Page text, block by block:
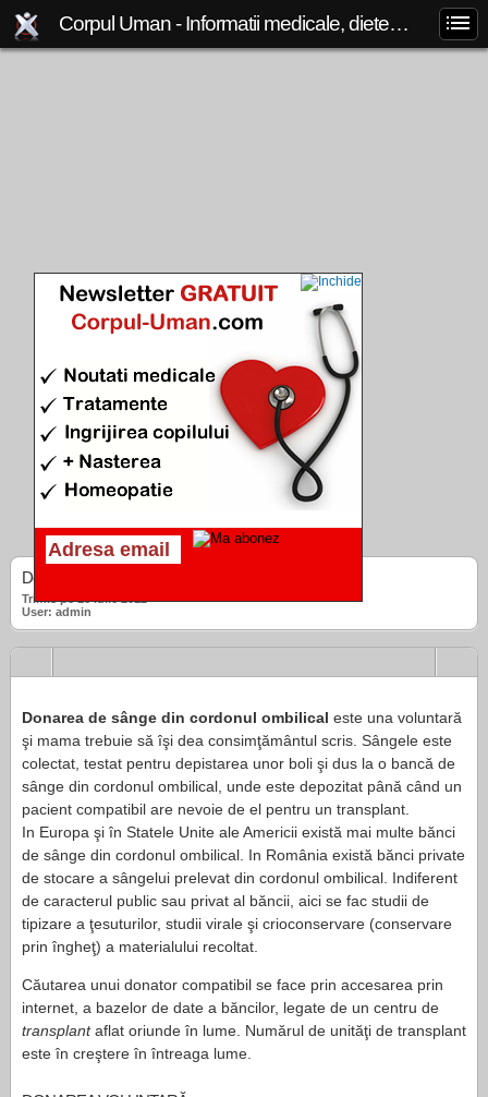
Corpul Uman - Informatii medicale, diete de slabit, boli si afectiuni
Donarea de sânge din cordonul ombilical
Trimis pe 16 iulie 2012
User: admin
Donarea de sânge din cordonul ombilical este una voluntară
şi mama trebuie să îşi dea consimţământul scris. Sângele este
colectat, testat pentru depistarea unor boli şi dus la o bancă de
sânge din cordonul ombilical, unde este depozitat până când un
pacient compatibil are nevoie de el pentru un transplant.
In Europa şi în Statele Unite ale Americii există mai multe bănci
de sânge din cordonul ombilical. In România există bănci private
de stocare a sângelui prelevat din cordonul ombilical. Indiferent
de caracterul public sau privat al băncii, aici se fac studii de
tipizare a ţesuturilor, studii virale şi crioconservare (conservare
prin îngheţ) a materialului recoltat.
Căutarea unui donator compatibil se face prin accesarea prin
internet, a bazelor de date a băncilor, legate de un centru de
transplantaflat oriunde în lume. Numărul de unităţi de transplant
este în creştere în întreaga lume.